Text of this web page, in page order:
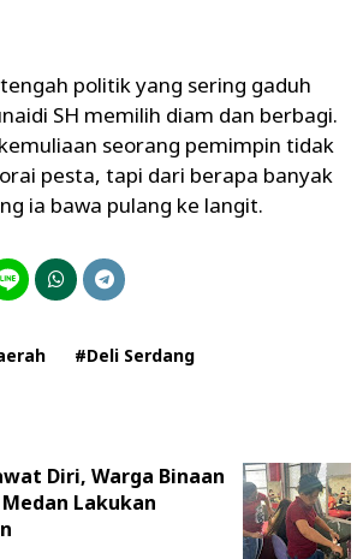
politik yang sering gaduh
SH memilih diam dan berbagi.
seorang pemimpin tidak
pesta, tapi dari berapa banyak
ia bawa pulang ke langit.
#Deli Serdang
Diri, Warga Binaan
Lakukan